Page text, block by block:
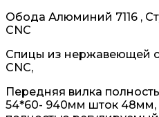
Обода Алюминий 7116 ,
CNC
Спицы из нержавеющей
CNC,
Передняя вилка
54*60- 940мм шток 48мм,